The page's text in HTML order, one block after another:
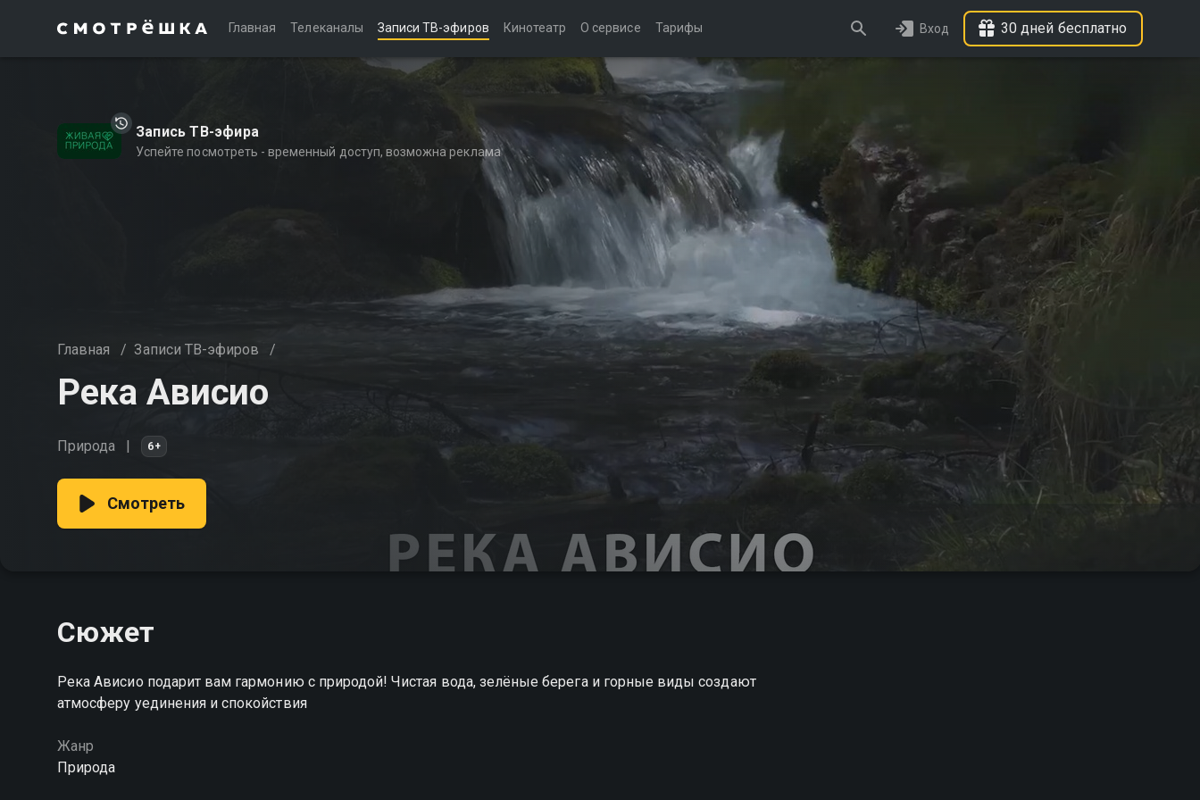
Главная Телеканалы Записи ТВ-эфиров Кинотеатр О сервисе Тарифы Вход 30 дней бесплатно
Запись ТВ-эфира
Успейте посмотреть - временный доступ, возможна реклама
Главная / Записи ТВ-эфиров /
Река Ависио
Природа 6+
Смотреть
Сюжет
Река Ависио подарит вам гармонию с природой! Чистая вода, зелёные берега и горные виды создают
атмосферу уединения и спокойствия
Жанр
Природа